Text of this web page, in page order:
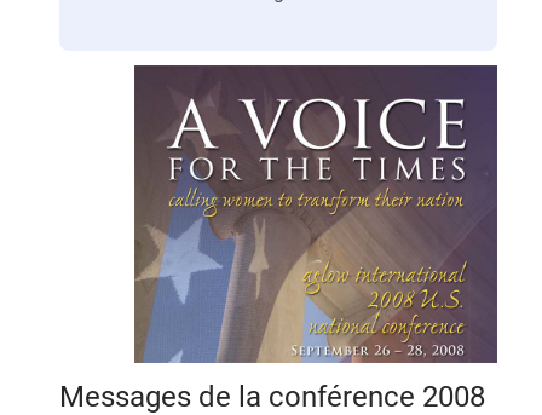
Messages de la conférence 2008